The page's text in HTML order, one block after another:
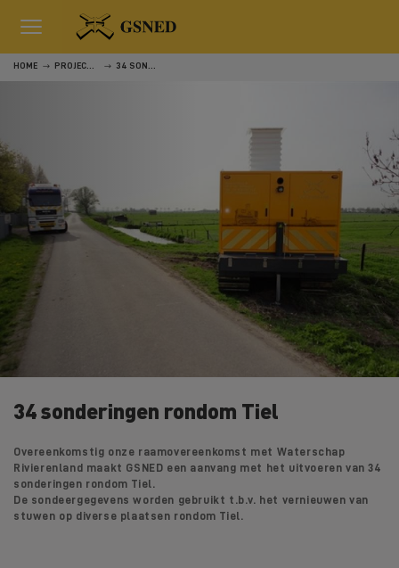
HOME PROJECTEN 34 SONDERINGEN RONDOM TIEL
34 sonderingen rondom Tiel
Overeenkomstig onze raamovereenkomst met Waterschap
Rivierenland maakt GSNED een aanvang met het uitvoeren van 34
sonderingen rondom Tiel.
De sondeergegevens worden gebruikt t.b.v. het vernieuwen van
stuwen op diverse plaatsen rondom Tiel.